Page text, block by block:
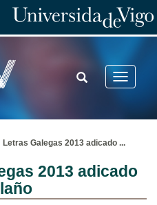
Toggle
TOGGLE
SEARCH
Letras Galegas 2013 adicado ...
2013 adicado